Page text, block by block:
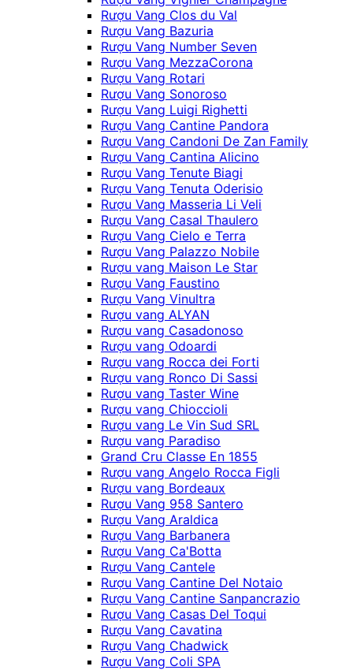
Rượu Vang Clos du Val
Rượu Vang Bazuria
Rượu Vang Number Seven
Rượu Vang MezzaCorona
Rượu Vang Rotari
Rượu Vang Sonoroso
Rượu Vang Luigi Righetti
Rượu Vang Cantine Pandora
Rượu Vang Candoni De Zan Family
Rượu Vang Cantina Alicino
Rượu Vang Tenute Biagi
Rượu Vang Tenuta Oderisio
Rượu Vang Masseria Li Veli
Rượu Vang Casal Thaulero
Rượu Vang Cielo e Terra
Rượu Vang Palazzo Nobile
Rượu vang Maison Le Star
Rượu Vang Faustino
Rượu Vang Vinultra
Rượu vang ALYAN
Rượu vang Casadonoso
Rượu vang Odoardi
Rượu vang Rocca dei Forti
Rượu vang Ronco Di Sassi
Rượu vang Taster Wine
Rượu vang Chioccioli
Rượu vang Le Vin Sud SRL
Rượu vang Paradiso
Grand Cru Classe En 1855
Rượu vang Angelo Rocca Figli
Rượu vang Bordeaux
Rượu Vang 958 Santero
Rượu Vang Araldica
Rượu Vang Barbanera
Rượu Vang Ca'Botta
Rượu Vang Cantele
Rượu Vang Cantine Del Notaio
Rượu Vang Cantine Sanpancrazio
Rượu Vang Casas Del Toqui
Rượu Vang Cavatina
Rượu Vang Chadwick
Rượu Vang Coli SPA